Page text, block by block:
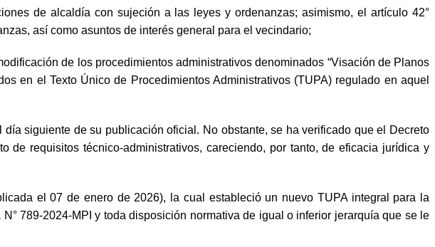
de alcaldía con sujeción a las leyes y ordenanzas; asimismo, el artículo 42°
así como asuntos de interés general para el vecindario;
de los procedimientos administrativos denominados “Visación de Planos
en el Texto Único de Procedimientos Administrativos (TUPA) regulado en aquel
siguiente de su publicación oficial. No obstante, se ha verificado que el Decreto
requisitos técnico-administrativos, careciendo, por tanto, de eficacia jurídica y
el 07 de enero de 2026), la cual estableció un nuevo TUPA integral para la
789-2024-MPI y toda disposición normativa de igual o inferior jerarquía que se le